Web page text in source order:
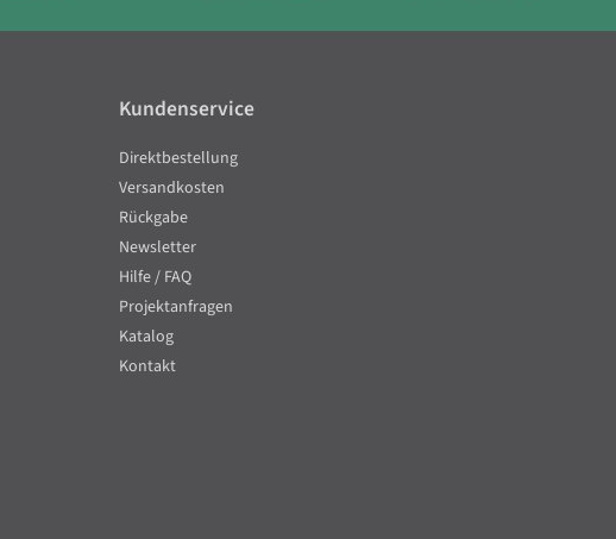
Kundenservice
Direktbestellung
Versandkosten
Rückgabe
Newsletter
Hilfe / FAQ
Projektanfragen
Katalog
Kontakt